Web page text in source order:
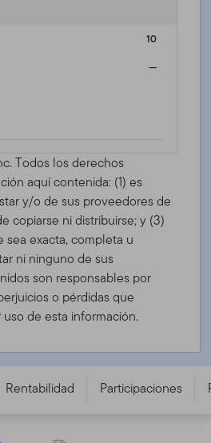
10
—
Todos los derechos
aquí contenida: (1) es
y/o de sus proveedores de
copiarse ni distribuirse; y (3)
sea exacta, completa u
ni ninguno de sus
son responsables por
o pérdidas que
de esta información.
Rentabilidad Participaciones